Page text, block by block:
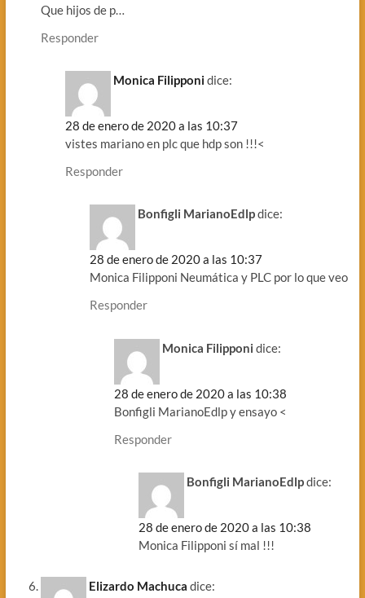
Que hijos de p…
Responder
Monica Filipponidice:
28 de enero de 2020 a las 10:37
vistes mariano en plc que hdp son !!!<
Responder
Bonfigli MarianoEdlpdice:
28 de enero de 2020 a las 10:37
Monica Filipponi Neumática y PLC por lo que veo
Responder
Monica Filipponi dice:
28 de enero de 2020 a las 10:38
Bonfigli MarianoEdlp y ensayo <
Responder
Bonfigli MarianoEdlpdice:
28 de enero de 2020 a las 10:38
Monica Filipponi sí mal !!!
Elizardo Machuca dice: